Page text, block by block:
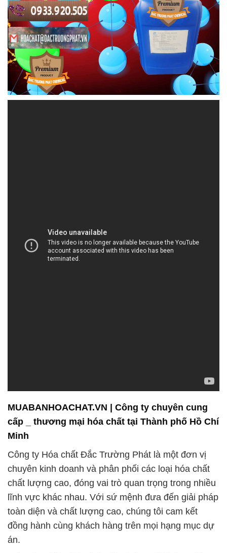
MUABANHOACHAT.VN | Công ty chuyên cung
cấp _ thương mại hóa chất tại Thành phố Hồ Chí
Minh
Công ty Hóa chất Đắc Trường Phát là một đơn vị
chuyên kinh doanh và phân phối các loại hóa chất
chất lượng cao, đóng vai trò quan trọng trong nhiều
lĩnh vực khác nhau. Với sứ mệnh đưa đến giải pháp
toàn diện và chất lượng cao, chúng tôi cam kết
đồng hành cùng khách hàng trên mọi hạng mục dự
án.